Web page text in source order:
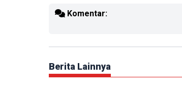
Komentar:
Berita Lainnya